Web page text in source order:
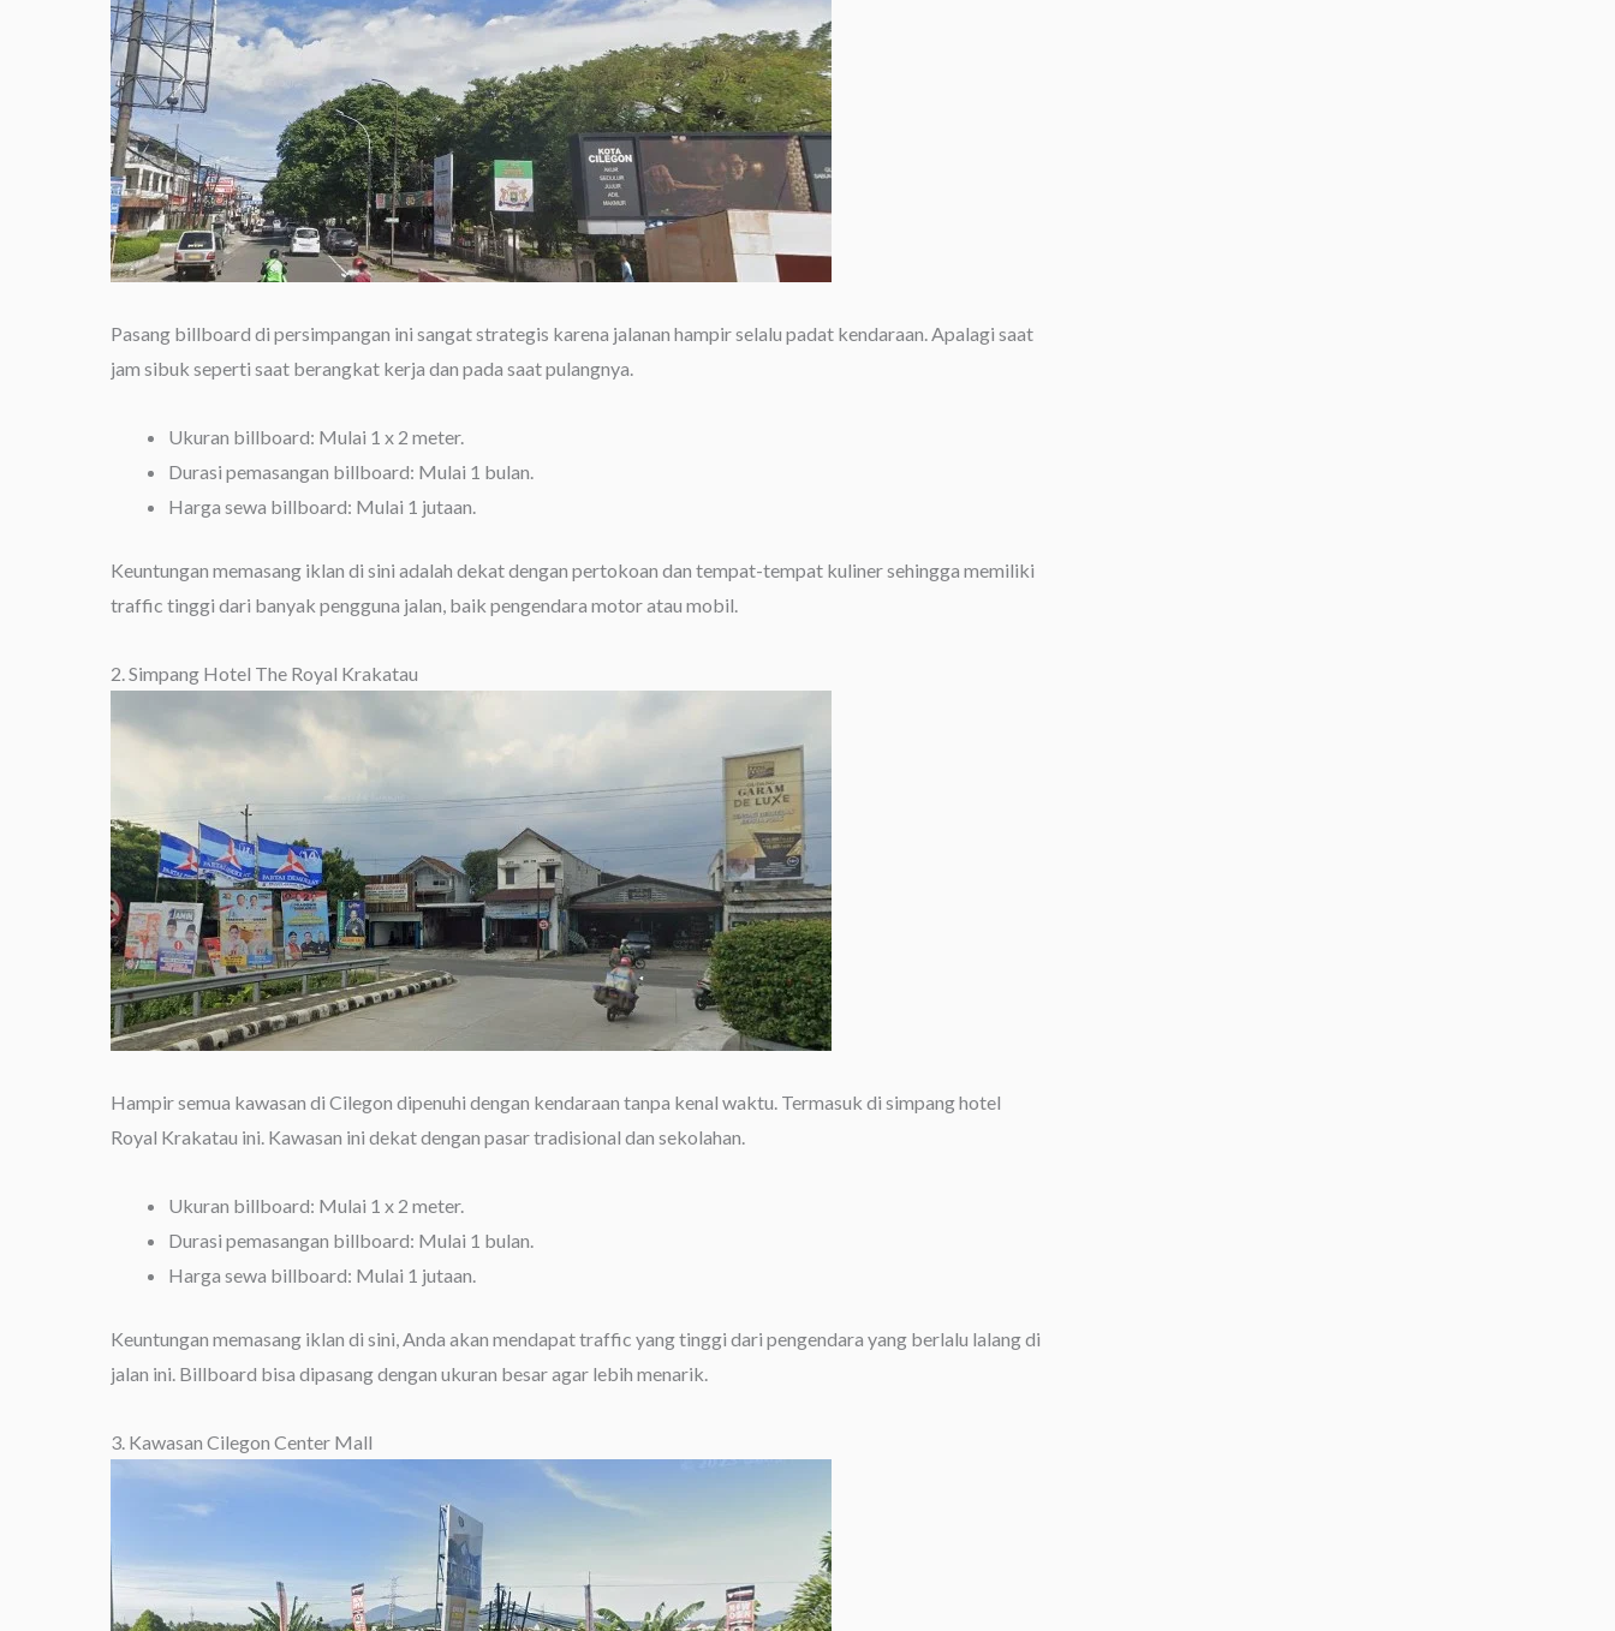
Pasang billboard di persimpangan ini sangat strategis karena jalanan hampir selalu padat kendaraan. Apalagi saat
jam sibuk seperti saat berangkat kerja dan pada saat pulangnya.
Ukuran billboard: Mulai 1 x 2 meter.
Durasi pemasangan billboard: Mulai 1 bulan.
Harga sewa billboard: Mulai 1 jutaan.
Keuntungan memasang iklan di sini adalah dekat dengan pertokoan dan tempat-tempat kuliner sehingga memiliki
traffic tinggi dari banyak pengguna jalan, baik pengendara motor atau mobil.
2. Simpang Hotel The Royal Krakatau
Hampir semua kawasan di Cilegon dipenuhi dengan kendaraan tanpa kenal waktu. Termasuk di simpang hotel
Royal Krakatau ini. Kawasan ini dekat dengan pasar tradisional dan sekolahan.
Ukuran billboard: Mulai 1 x 2 meter.
Durasi pemasangan billboard: Mulai 1 bulan.
Harga sewa billboard: Mulai 1 jutaan.
Keuntungan memasang iklan di sini, Anda akan mendapat traffic yang tinggi dari pengendara yang berlalu lalang di
jalan ini. Billboard bisa dipasang dengan ukuran besar agar lebih menarik.
3. Kawasan Cilegon Center Mall